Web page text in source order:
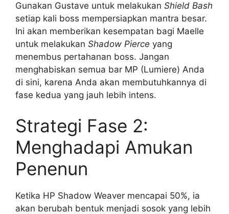
Gunakan Gustave untuk melakukan Shield Bash
setiap kali boss mempersiapkan mantra besar.
Ini akan memberikan kesempatan bagi Maelle
untuk melakukan Shadow Pierce yang
menembus pertahanan boss. Jangan
menghabiskan semua bar MP (Lumiere) Anda
di sini, karena Anda akan membutuhkannya di
fase kedua yang jauh lebih intens.
Strategi Fase 2:
Menghadapi Amukan
Penenun
Ketika HP Shadow Weaver mencapai 50%, ia
akan berubah bentuk menjadi sosok yang lebih